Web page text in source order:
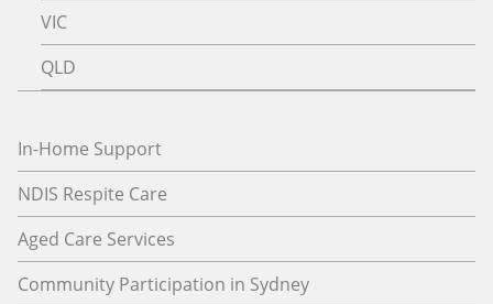
VIC
QLD
In-Home Support
NDIS Respite Care
Aged Care Services
Community Participation in Sydney